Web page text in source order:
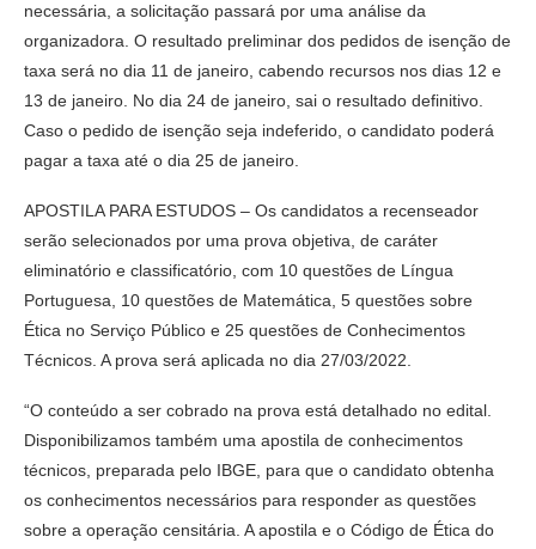
necessária, a solicitação passará por uma análise da
organizadora. O resultado preliminar dos pedidos de isenção de
taxa será no dia 11 de janeiro, cabendo recursos nos dias 12 e
13 de janeiro. No dia 24 de janeiro, sai o resultado definitivo.
Caso o pedido de isenção seja indeferido, o candidato poderá
pagar a taxa até o dia 25 de janeiro.
APOSTILA PARA ESTUDOS – Os candidatos a recenseador
serão selecionados por uma prova objetiva, de caráter
eliminatório e classificatório, com 10 questões de Língua
Portuguesa, 10 questões de Matemática, 5 questões sobre
Ética no Serviço Público e 25 questões de Conhecimentos
Técnicos. A prova será aplicada no dia 27/03/2022.
“O conteúdo a ser cobrado na prova está detalhado no edital.
Disponibilizamos também uma apostila de conhecimentos
técnicos, preparada pelo IBGE, para que o candidato obtenha
os conhecimentos necessários para responder as questões
sobre a operação censitária. A apostila e o Código de Ética do